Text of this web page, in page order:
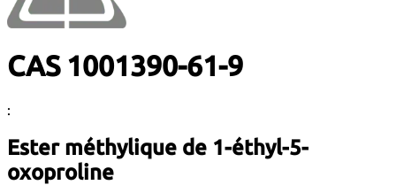
CAS 1001390-61-9
:
Ester méthylique de 1-éthyl-5-
oxoproline